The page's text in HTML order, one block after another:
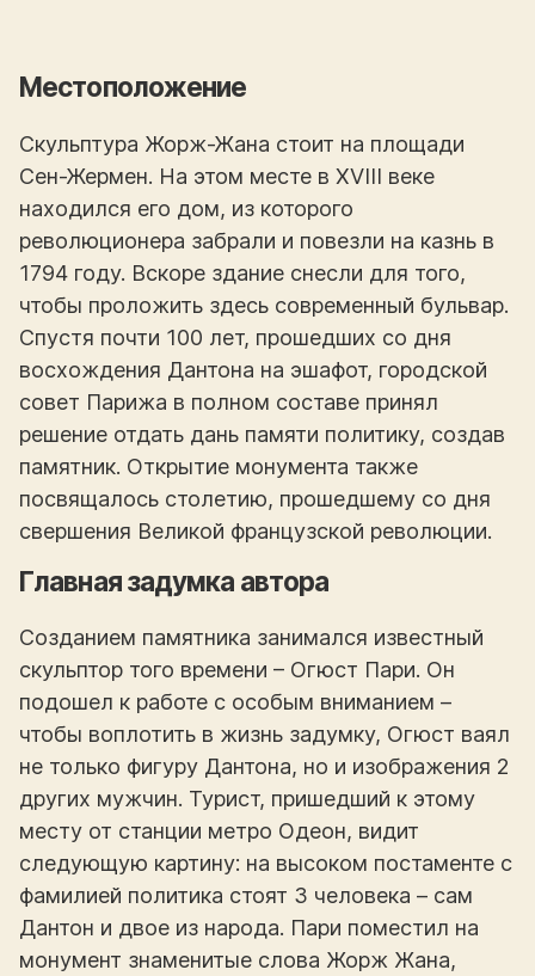
Местоположение
Скульптура Жорж-Жана стоит на площади
Сен-Жермен. На этом месте в XVIII веке
находился его дом, из которого
революционера забрали и повезли на казнь в
1794 году. Вскоре здание снесли для того,
чтобы проложить здесь современный бульвар.
Спустя почти 100 лет, прошедших со дня
восхождения Дантона на эшафот, городской
совет Парижа в полном составе принял
решение отдать дань памяти политику, создав
памятник. Открытие монумента также
посвящалось столетию, прошедшему со дня
свершения Великой французской революции.
Главная задумка автора
Созданием памятника занимался известный
скульптор того времени – Огюст Пари. Он
подошел к работе с особым вниманием –
чтобы воплотить в жизнь задумку, Огюст ваял
не только фигуру Дантона, но и изображения 2
других мужчин. Турист, пришедший к этому
месту от станции метро Одеон, видит
следующую картину: на высоком постаменте с
фамилией политика стоят 3 человека – сам
Дантон и двое из народа. Пари поместил на
монумент знаменитые слова Жорж Жана,